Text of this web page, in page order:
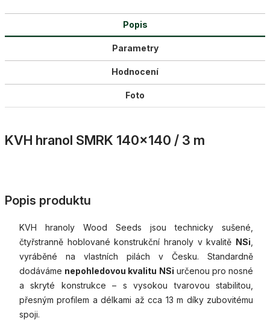
Popis
Parametry
Hodnocení
Foto
KVH hranol SMRK 140×140 / 3 m
Popis produktu
KVH hranoly Wood Seeds jsou technicky sušené,
čtyřstranně hoblované konstrukční hranoly v kvalitě NSi
vyráběné na vlastních pilách v Česku. Standardně
dodáváme nepohledovou kvalitu NSi určenou pro nosné
a skryté konstrukce – s vysokou tvarovou stabilitou,
přesným profilem a délkami až cca 13 m díky zubovitému
spoji.